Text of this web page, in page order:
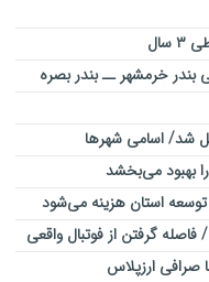
شد/ اسامی شهرها
بهبود می‌بخشد
استان هزینه می‌شود
گرفتن از فوتبال واقعی
صرافی ارزپلاس